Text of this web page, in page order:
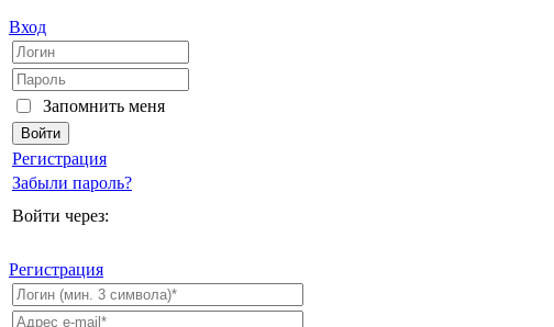
Вход
Запомнить меня
Регистрация
Забыли пароль?
Войти через:
Регистрация